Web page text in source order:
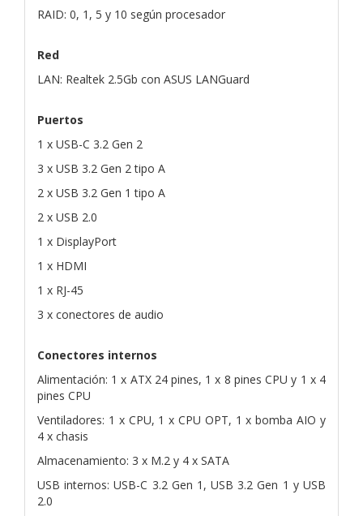
RAID: 0, 1, 5 y 10 según procesador
Red
LAN: Realtek 2.5Gb con ASUS LANGuard
Puertos
1 x USB-C 3.2 Gen 2
3 x USB 3.2 Gen 2 tipo A
2 x USB 3.2 Gen 1 tipo A
2 x USB 2.0
1 x DisplayPort
1 x HDMI
1 x RJ-45
3 x conectores de audio
Conectores internos
Alimentación: 1 x ATX 24 pines, 1 x 8 pines CPU y 1 x 4
pines CPU
Ventiladores: 1 x CPU, 1 x CPU OPT, 1 x bomba AIO y
4 x chasis
Almacenamiento: 3 x M.2 y 4 x SATA
USB internos: USB-C 3.2 Gen 1, USB 3.2 Gen 1 y USB
2.0